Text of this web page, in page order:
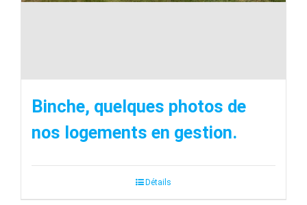
Binche, quelques photos de
nos logements en gestion.
Détails